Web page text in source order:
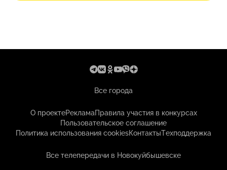
Все города
О проектеРекламаПравила участия в конкурсах
Пользовательское соглашение
Политика использования cookiesКонтактыТехподдержка
Все телепередачи в Новокуйбышевске